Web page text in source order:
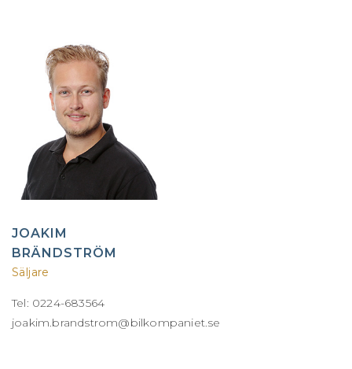
JOAKIM
BRÄNDSTRÖM
Säljare
Tel: 0224-683564
joakim.brandstrom@bilkompaniet.se